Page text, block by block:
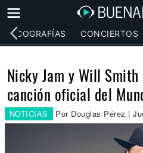
DISCOGRAFÍAS CONCIERTOS
Nicky Jam y Will
canción oficial del
NOTICIAS Por Douglas Pérez |